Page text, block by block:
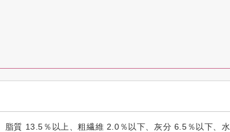
脂質 13.5％以上、粗繊維 2.0％以下、灰分 6.5％以下、水